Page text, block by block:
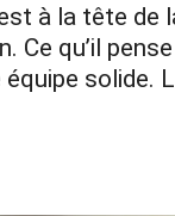
à la tête de
Ce qu’il
équipe solide.